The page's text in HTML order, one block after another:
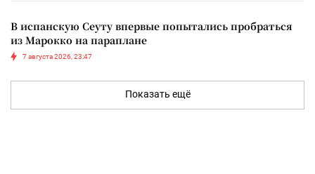
В испанскую Сеуту впервые попытались пробраться
из Марокко на параплане
7 августа 2026, 23:47
Показать ещё